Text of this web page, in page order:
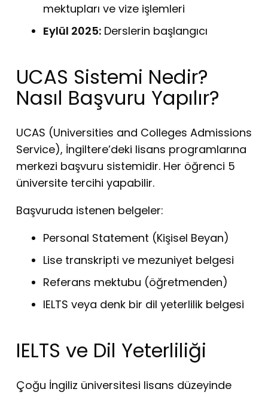
mektupları ve vize işlemleri
Eylül 2025: Derslerin başlangıcı
UCAS Sistemi Nedir?
Nasıl Başvuru Yapılır?
UCAS (Universities and Colleges Admissions
Service), İngiltere’deki lisans programlarına
merkezi başvuru sistemidir. Her öğrenci 5
üniversite tercihi yapabilir.
Başvuruda istenen belgeler:
Personal Statement (Kişisel Beyan)
Lise transkripti ve mezuniyet belgesi
Referans mektubu (öğretmenden)
IELTS veya denk bir dil yeterlilik belgesi
IELTS ve Dil Yeterliliği
Çoğu İngiliz üniversitesi lisans düzeyinde